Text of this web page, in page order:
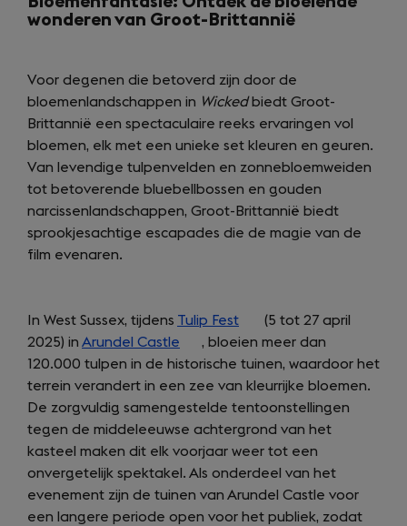
wonderen van Groot-Brittannië
Voor degenen die betoverd zijn door de
bloemenlandschappen in Wickedbiedt Groot-
Brittannië een spectaculaire reeks ervaringen vol
bloemen, elk met een unieke set kleuren en geuren.
Van levendige tulpenvelden en zonnebloemweiden
tot betoverende bluebellbossen en gouden
narcissenlandschappen, Groot-Brittannië biedt
sprookjesachtige escapades die de magie van de
film evenaren.
In West Sussex, tijdens Tulip Fest (opens
in
a
new
tab)
(5 tot 27 april
2025) in Arundel Castle (opens
in
a
new
tab)
, bloeien meer dan
120.000 tulpen in de historische tuinen, waardoor het
terrein verandert in een zee van kleurrijke bloemen.
De zorgvuldig samengestelde tentoonstellingen
tegen de middeleeuwse achtergrond van het
kasteel maken dit elk voorjaar weer tot een
onvergetelijk spektakel. Als onderdeel van het
evenement zijn de tuinen van Arundel Castle voor
een langere periode open voor het publiek, zodat